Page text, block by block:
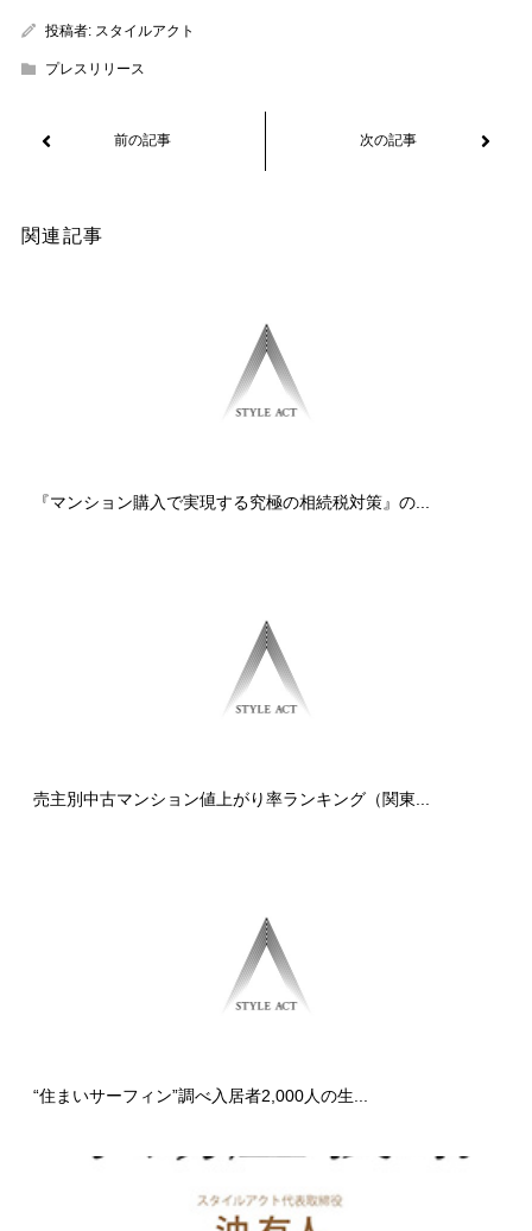
投稿者: スタイルアクト
プレスリリース
関連記事
『マンション購入で実現する究極の相続税対策』の...
売主別中古マンション値上がり率ランキング（関東...
“住まいサーフィン”調べ入居者2,000人の生...